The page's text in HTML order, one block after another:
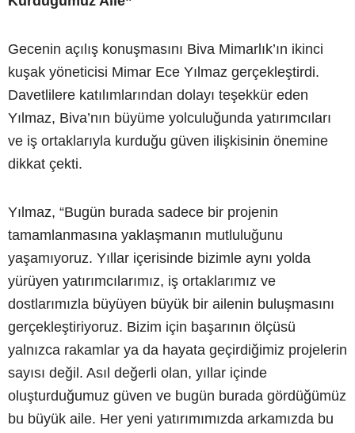
Gecenin açılış konuşmasını Biva Mimarlık’ın ikinci
kuşak yöneticisi Mimar Ece Yılmaz gerçekleştirdi.
Davetlilere katılımlarından dolayı teşekkür eden
Yılmaz, Biva’nın büyüme yolculuğunda yatırımcıları
ve iş ortaklarıyla kurduğu güven ilişkisinin önemine
dikkat çekti.
Yılmaz, “Bugün burada sadece bir projenin
tamamlanmasına yaklaşmanın mutluluğunu
yaşamıyoruz. Yıllar içerisinde bizimle aynı yolda
yürüyen yatırımcılarımız, iş ortaklarımız ve
dostlarımızla büyüyen büyük bir ailenin buluşmasını
gerçekleştiriyoruz. Bizim için başarının ölçüsü
yalnızca rakamlar ya da hayata geçirdiğimiz projelerin
sayısı değil. Asıl değerli olan, yıllar içinde
oluşturduğumuz güven ve bugün burada gördüğümüz
bu büyük aile. Her yeni yatırımımızda arkamızda bu